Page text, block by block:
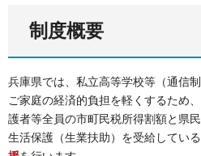
制度概要
兵庫県では、私立高等学校等（通信
ご家庭の経済的負担を軽くするため
護者等全員の市町民税所得割額と県
生活保護（生業扶助）を受給している